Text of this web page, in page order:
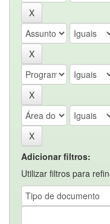
Adicionar filtros:
Utilizar filtros para